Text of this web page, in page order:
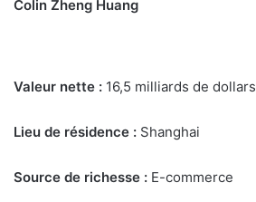
Colin Zheng Huang
Valeur nette : 16,5 milliards de dollars
Lieu de résidence : Shanghai
Source de richesse : E-commerce